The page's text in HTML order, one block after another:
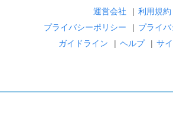
運営会社 | 利用規約
プライバシーポリシー
| プライ
ガイドライン
| ヘルプ | サ